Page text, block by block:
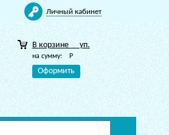
Личный кабинет
В корзине уп.
на сумму: Р
Оформить